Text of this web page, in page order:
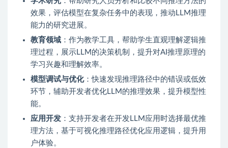
效果，评估模型在复杂任务中的表现，推动LLM推理
能力的研究进展。
教育领域 ：作为教学工具，帮助学生直观理解逻辑推
理过程，展示LLM的决策机制，提升对AI推理原理的
学习兴趣和理解效率。
模型调试与优化：快速发现推理路径中的错误或低效
环节，辅助开发者优化LLM的推理效果，提升模型性
能。
应用开发 ：支持开发者在开发LLM应用时选择最优推
理方法，基于可视化推理路径优化应用逻辑，提升用
户体验。